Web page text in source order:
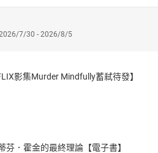
7/30 - 2026/8/5
影集Murder Mindfully蓄弒待發】
芬．霍金的最終理論【電子書】